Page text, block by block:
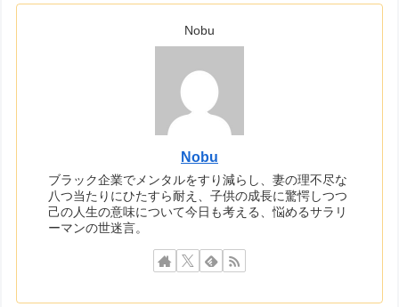
Nobu
Nobu
ブラック企業でメンタルをすり減らし、妻の理不尽な
八つ当たりにひたすら耐え、子供の成長に驚愕しつつ
己の人生の意味について今日も考える、悩めるサラリ
ーマンの世迷言。